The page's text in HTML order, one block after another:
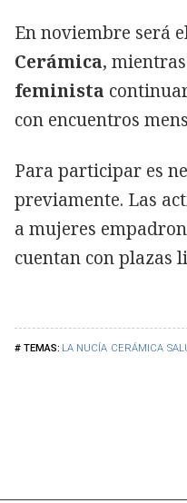
LA NUCÍA CERÁMICA
En noviembre será
Cerámica,
feminista
con encuentros
Para participar es
previamente. Las
a mujeres
cuentan con plazas